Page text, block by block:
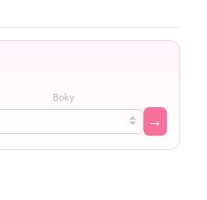
Boky
→